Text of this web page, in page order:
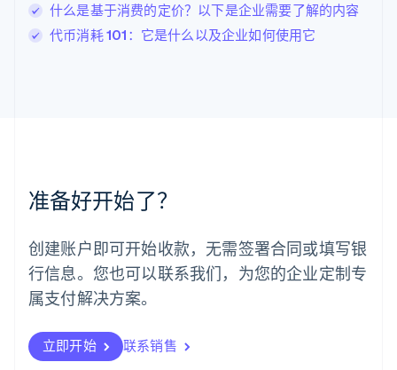
什么是基于消费的定价？以下是企业需要了解的内容
代币消耗 101：它是什么以及企业如何使用它
准备好开始了？
创建账户即可开始收款，无需签署合同或填写银
行信息。您也可以联系我们，为您的企业定制专
属支付解决方案。
立即开始 联系销售
罗马尼亚
English
挪威
葡萄牙
Português English
日本
日本語English
瑞典
瑞士
DeutschFrançais